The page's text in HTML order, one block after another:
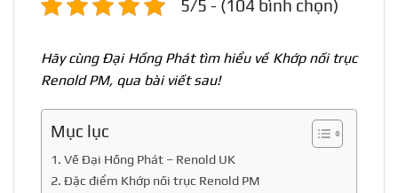
5/5 - (104 bình chọn)
Hãy cùng Đại Hồng Phát tìm hiểu về Khớp nối trục
Renold PM, qua bài viết sau!
Mục lục
1. Về Đại Hồng Phát – Renold UK
2. Đặc điểm Khớp nối trục Renold PM